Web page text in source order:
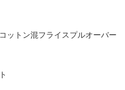
ットン混フライスプルオーバー